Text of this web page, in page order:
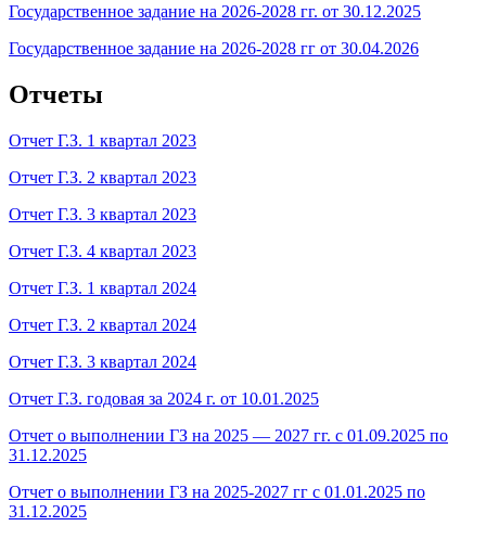
Государственное задание на 2026-2028 гг. от 30.12.2025
Государственное задание на 2026-2028 гг от 30.04.2026
Отчеты
Отчет Г.З. 1 квартал 2023
Отчет Г.З. 2 квартал 2023
Отчет Г.З. 3 квартал 2023
Отчет Г.З. 4 квартал 2023
Отчет Г.З. 1 квартал 2024
Отчет Г.З. 2 квартал 2024
Отчет Г.З. 3 квартал 2024
Отчет Г.З. годовая за 2024 г. от 10.01.2025
Отчет о выполнении ГЗ на 2025 — 2027 гг. с 01.09.2025 по
31.12.2025
Отчет о выполнении ГЗ на 2025-2027 гг с 01.01.2025 по
31.12.2025